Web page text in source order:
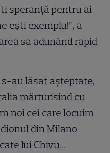
speranță pentru ai
ești exemplu!”, a
sa adunând rapid
au lăsat așteptate,
mărturisind cu
noi cei care locuim
din Milano
lui Chivu…